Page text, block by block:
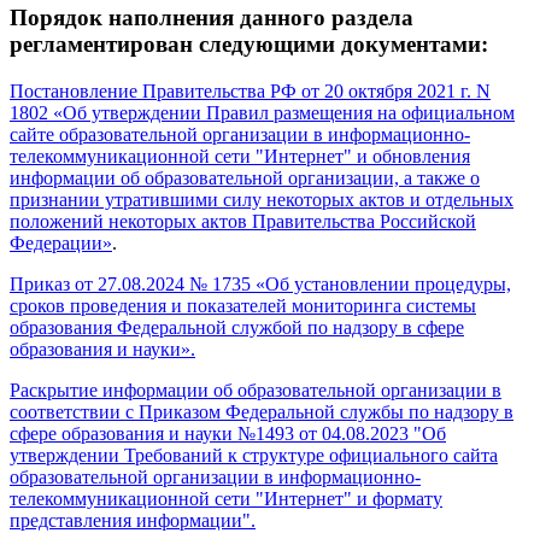
Порядок наполнения данного раздела
регламентирован следующими документами:
Постановление Правительства РФ от 20 октября 2021 г. N
1802 «Об утверждении Правил размещения на официальном
сайте образовательной организации в информационно-
телекоммуникационной сети "Интернет" и обновления
информации об образовательной организации, а также о
признании утратившими силу некоторых актов и отдельных
положений некоторых актов Правительства Российской
Федерации».
Приказ от 27.08.2024 № 1735 «Об установлении процедуры,
сроков проведения и показателей мониторинга системы
образования Федеральной службой по надзору в сфере
образования и науки».
Раскрытие информации об образовательной организации в
соответствии с Приказом Федеральной службы по надзору в
сфере образования и науки №1493 от 04.08.2023 "Об
утверждении Требований к структуре официального сайта
образовательной организации в информационно-
телекоммуникационной сети "Интернет" и формату
представления информации".